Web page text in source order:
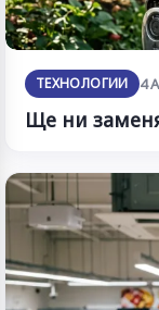
ТЕХНОЛОГИИ 4
Ще ни